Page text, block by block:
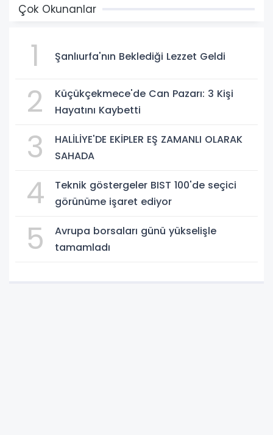
Çok Okunanlar
1 Şanlıurfa'nın Beklediği Lezzet Geldi
2
Küçükçekmece'de Can Pazarı: 3 Kişi
Hayatını Kaybetti
3
HALİLİYE'DE EKİPLER EŞ ZAMANLI OLARAK
SAHADA
4
Teknik göstergeler BIST 100'de seçici
görünüme işaret ediyor
5
Avrupa borsaları günü yükselişle
tamamladı